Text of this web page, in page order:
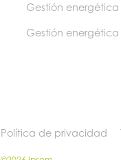
Política de privacidad
Gestión energética
Gestión